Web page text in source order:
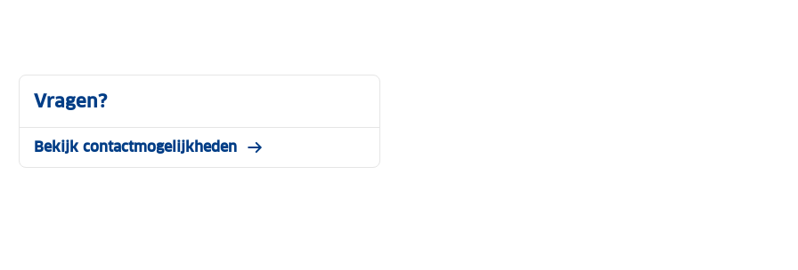
Vragen?
Bekijk contactmogelijkheden